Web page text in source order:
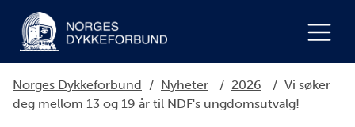
Norges Dykkeforbund / Nyheter / 2026 / Vi søker
deg mellom 13 og 19 år til NDF's ungdomsutvalg!